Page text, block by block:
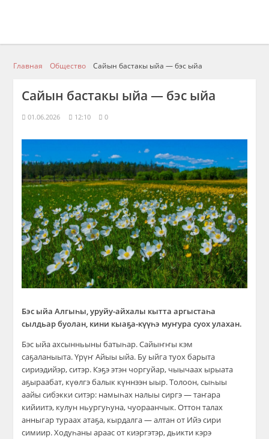
Главная Общество Сайын бастакы ыйа — бэс ыйа
Сайын бастакы ыйа — бэс ыйа
01.06.2026 12:10 0
Бэс ыйа Алгыһы, уруйу-айхалы кытта аргыстаһа
сылдьар буолан, кини кыаҕа-күүһэ муҥура суох улахан.
Бэс ыйа ахсынньыны батыһар. Сайыҥҥы кэм
саҕаланыыта. Үрүҥ Айыы ыйа. Бу ыйга туох барыта
сириэдийэр, ситэр. Кэҕэ этэн чоргуйар, чыычаах ырыата
аҕыраабат, күөлгэ балык күннээн ыыр. Толоон, сыһыы
аайы сибэкки ситэр: намыһах налыы сиргэ — таҥара
кийиитэ, кулун ньургуһуна, чуораанчык. Оттон талах
анныгар тураах атаҕа, кырдалга — алтан от Ийэ сири
симиир. Ходуһаны араас от киэргэтэр, дьикти кэрэ